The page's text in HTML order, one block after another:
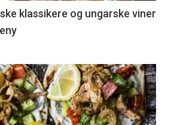
klassikere og ungarske viner